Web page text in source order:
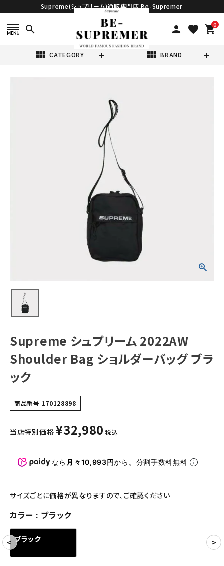
Supreme(シュプリーム)通販専門店 Be-Supremer
search person favorite 0
shopping_cart
view_module CATEGORY view_module BRAND
Tシャツ・ロングスリーブ
パーカー・トレーナー
キャップ・ハット
ニット帽・ビーニー
その他バッグ類
スニーカー・ブーツ
COLLABORATION BRAND
SEASON
CONTENTS
Supreme シュプリーム 2022AW
Shoulder Bag ショルダーバッグ ブラ
ック
商品番号 170128898
当店特別価格 ¥32,980 税込
なら 月々10,993円から。分割手数料無料
サイズごとに価格が異なりますので、ご確認ください
カラー ブラック
ブラック